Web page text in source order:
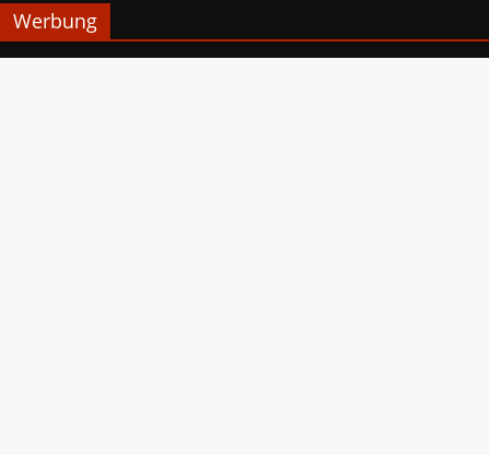
Werbung